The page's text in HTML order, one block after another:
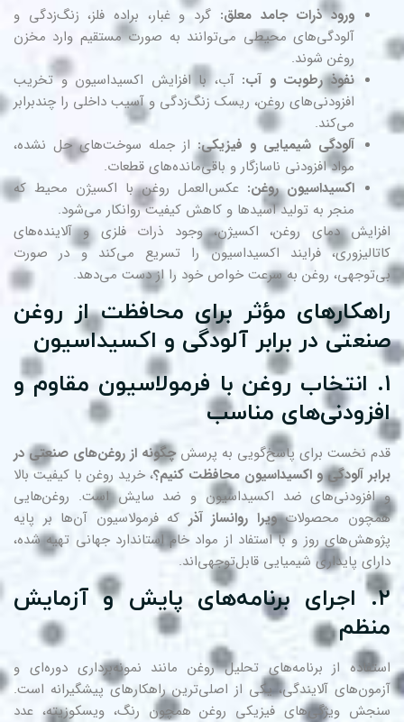
ورود ذرات جامد معلق:گرد و غبار، براده فلز، زنگ‌زدگی و
آلودگی‌های محیطی می‌توانند به صورت مستقیم وارد مخزن
روغن شوند.
نفوذ رطوبت و آب: آب، با افزایش اکسیداسیون و تخریب
افزودنی‌های روغن، ریسک زنگ‌زدگی و آسیب داخلی را چندبرابر
می‌کند.
آلودگی شیمیایی و فیزیکی:از جمله سوخت‌های حل نشده،
مواد افزودنی ناسازگار و باقی‌مانده‌های قطعات.
اکسیداسیون روغن:عکس‌العمل روغن با اکسیژن محیط که
منجر به تولید اسیدها و کاهش کیفیت روانکار می‌شود.
دمای روغن، اکسیژن، وجود ذرات فلزی و آلاینده‌های
فرایند اکسیداسیون را تسریع می‌کند و در صورت
روغن به سرعت خواص خود را از دست می‌دهد.
مؤثر برای محافظت از روغن
در برابر آلودگی و اکسیداسیون
انتخاب روغن با فرمولاسیون مقاوم و
مناسب
نخست برای پاسخ‌گویی به پرسشچگونه از روغن‌های صنعتی در
آلودگی و اکسیداسیون محافظت کنیم؟، خرید روغن با کیفیت بالا
ضد اکسیداسیون و ضد سایش است. روغن‌هایی
محصولاتویرا روانساز آذر که فرمولاسیون آن‌ها بر پایه
روز و با استفاد از مواد خام استاندارد جهانی تهیه شده،
پایداری شیمیایی قابل‌توجهی‌اند.
۲. اجرای برنامه‌های پایش و آزمایش
از برنامه‌های تحلیل روغن مانند نمونه‌برداری دوره‌ای و
آلایندگی، یکی از اصلی‌ترین راهکارهای پیشگیرانه است.
ویژگی‌های فیزیکی روغن همچون رنگ، ویسکوزیته، عدد